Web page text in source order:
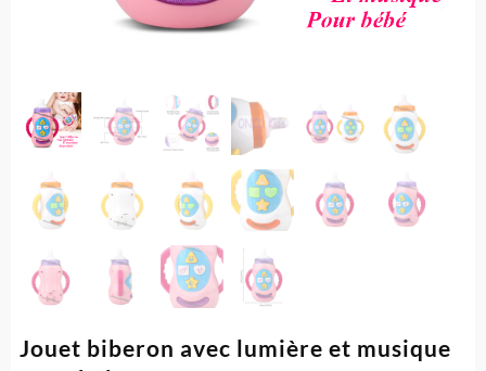
Jouet biberon avec lumière et musique